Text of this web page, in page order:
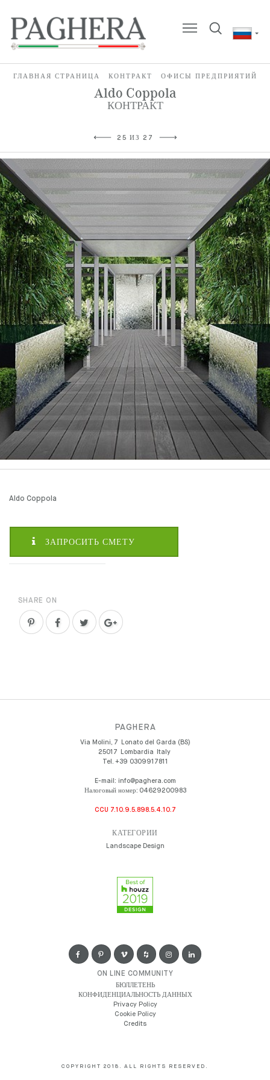
ГЛАВНАЯ СТРАНИЦА КОНТРАКТ ОФИСЫ ПРЕДПРИЯТИЙ
Aldo Coppola
КОНТРАКТ
25 ИЗ 27
Aldo Coppola
ЗАПРОСИТЬ СМЕТУ
SHARE ON
PAGHERA
Via Molini, 7
Lonato del Garda (BS)
25017
Lombardia
Italy
Tel. +39 0309917811
E-mail: info@paghera.com
Налоговый номер: 04629200983
CCU 7.10.9.5.898.5.4.10.7
КАТЕГОРИИ
Landscape Design
ON LINE COMMUNITY
БЮЛЛЕТЕНЬ
КОНФИДЕНЦИАЛЬНОСТЬ ДАННЫХ
Privacy Policy
Cookie Policy
Credits
COPYRIGHT 2018. ALL RIGHTS RESERVED.